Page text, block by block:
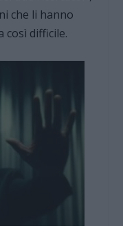
che li hanno
così difficile.